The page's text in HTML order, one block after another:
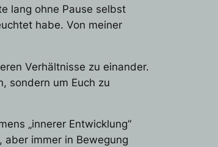
lang ohne Pause selbst
habe. Von meiner
Verhältnisse zu einander.
sondern um Euch zu
„innerer Entwicklung“
immer in Bewegung